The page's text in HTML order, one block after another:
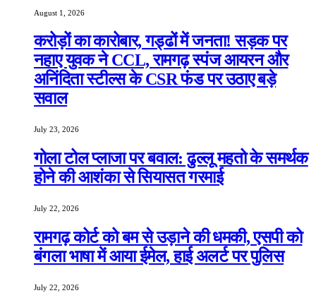
August 1, 2026
करोड़ों का कारोबार, गड्ढों में जनता! सड़क पर
नहाए युवक ने CCL, रामगढ़ स्पंज आयरन और
अनिंदिता स्टील्स के CSR फंड पर उठाए बड़े
सवाल
July 23, 2026
गोला टोल प्लाजा पर बवाल: ढुल्लू महतो के समर्थक
होने की आशंका से सियासत गरमाई
July 22, 2026
रामगढ़ कोर्ट को बम से उड़ाने की धमकी, एसपी को
बंगला भाषा में आया ईमेल, हाई अलर्ट पर पुलिस
July 22, 2026